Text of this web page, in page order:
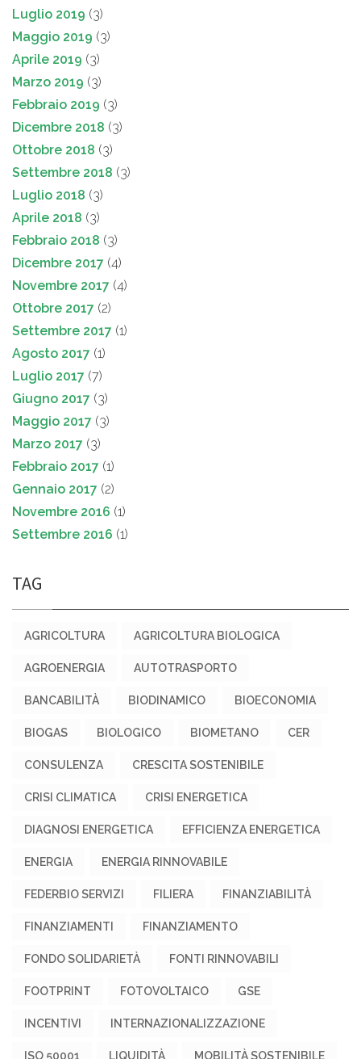
Luglio 2019 (3)
Maggio 2019 (3)
Aprile 2019 (3)
Marzo 2019 (3)
Febbraio 2019 (3)
Dicembre 2018 (3)
Ottobre 2018 (3)
Settembre 2018 (3)
Luglio 2018 (3)
Aprile 2018 (3)
Febbraio 2018 (3)
Dicembre 2017 (4)
Novembre 2017 (4)
Ottobre 2017 (2)
Settembre 2017 (1)
Agosto 2017 (1)
Luglio 2017 (7)
Giugno 2017 (3)
Maggio 2017 (3)
Marzo 2017 (3)
Febbraio 2017 (1)
Gennaio 2017 (2)
Novembre 2016 (1)
Settembre 2016 (1)
TAG
AGRICOLTURA AGRICOLTURA BIOLOGICA
AGROENERGIA AUTOTRASPORTO
BANCABILITÀ BIODINAMICO BIOECONOMIA
BIOGAS BIOLOGICO BIOMETANO CER
CONSULENZA CRESCITA SOSTENIBILE
CRISI CLIMATICA CRISI ENERGETICA
DIAGNOSI ENERGETICA EFFICIENZA ENERGETICA
ENERGIA ENERGIA RINNOVABILE
FEDERBIO SERVIZI FILIERA FINANZIABILITÀ
FINANZIAMENTI FINANZIAMENTO
FONDO SOLIDARIETÀ FONTI RINNOVABILI
FOOTPRINT FOTOVOLTAICO GSE
INCENTIVI INTERNAZIONALIZZAZIONE
ISO 50001 LIQUIDITÀ MOBILITÀ SOSTENIBILE